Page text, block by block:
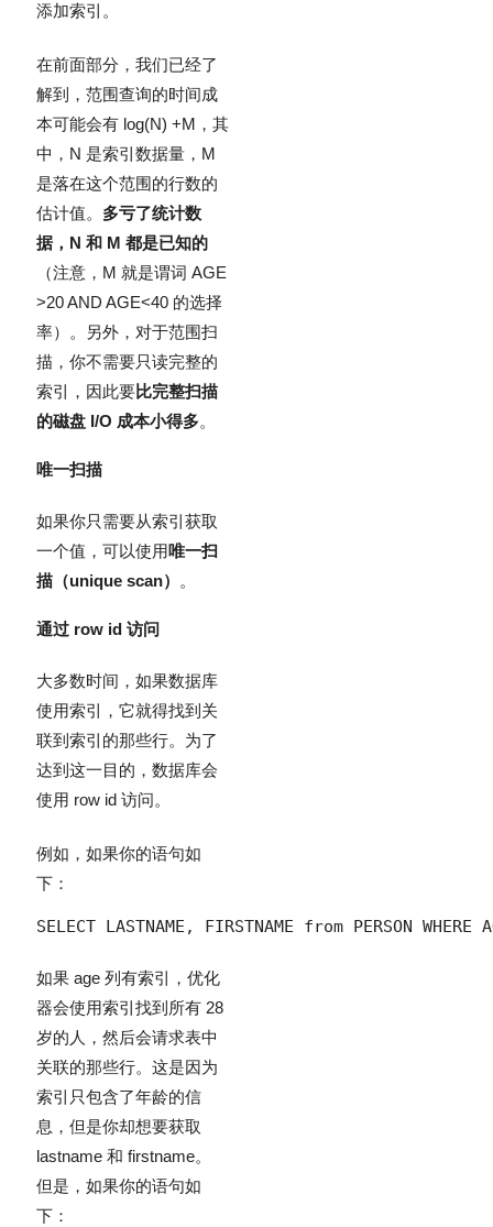
添加索引。
在前面部分，我们已经了
解到，范围查询的时间成
本可能会有 log(N) +M，其
中，N 是索引数据量，M
是落在这个范围的行数的
估计值。 多亏了统计数
据，N 和 M 都是已知的
（注意，M 就是谓词 AGE
>20 AND AGE<40 的选择
率）。另外，对于范围扫
描，你不需要只读完整的
索引，因此要比完整扫描
的磁盘 I/O 成本小得多。
唯一扫描
如果你只需要从索引获取
一个值，可以使用唯一扫
描（unique scan）
。
通过 row id 访问
大多数时间，如果数据库
使用索引，它就得找到关
联到索引的那些行。为了
达到这一目的，数据库会
使用 row id 访问。
例如，如果你的语句如
下：
SELECT LASTNAME, FIRSTNAME from PERSON WHERE
如果 age 列有索引，优化
器会使用索引找到所有 28
岁的人，然后会请求表中
关联的那些行。这是因为
索引只包含了年龄的信
息，但是你却想要获取
lastname 和 firstname。
但是，如果你的语句如
下：